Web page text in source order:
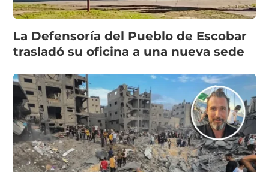
La Defensoría del Pueblo de Escobar
trasladó su oficina a una nueva sede